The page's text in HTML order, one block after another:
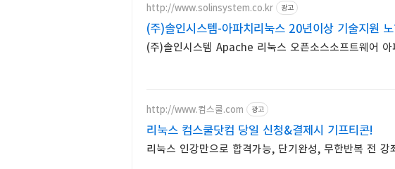
http://www.solinsystem.co.kr 광고
(주)솔인시스템-아파치리눅스 20년이상 기술지원
(주)솔인시스템 Apache 리눅스 오픈소스소프트웨어 아
http://www.컴스쿨.com 광고
리눅스 컴스쿨닷컴 당일 신청&결제시 기프티콘!
리눅스 인강만으로 합격가능, 단기완성, 무한반복 전 강